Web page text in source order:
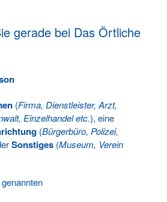
gerade bei Das Örtliche
(Firma, Dienstleister, Arzt,
Einzelhandel etc.), eine
(Bürgerbüro, Polizei,
Sonstiges (Museum, Verein